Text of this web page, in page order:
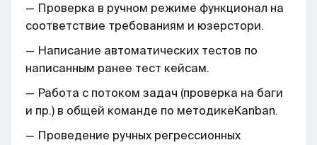
— Проверка в ручном режиме функционал на
соответствие требованиям и юзерстори.
— Написание автоматических тестов по
написанным ранее тест кейсам.
— Работа с потоком задач (проверка на баги
и пр.) в общей команде по методикеKanban.
— Проведение ручных регрессионных